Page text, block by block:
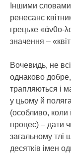
Іншими
ренесанс
грецьке «άνθο-
значення –
Вочевидь, не всі
однаково добре,
трапляються і
у цьому й
(особливо, коли
процес) – дати
загальному тлі
десятків імен